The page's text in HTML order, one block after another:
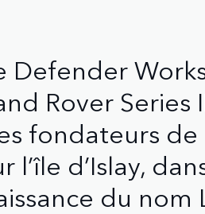
Defender
Rover
fondateurs de
l’île d’Islay,
du nom